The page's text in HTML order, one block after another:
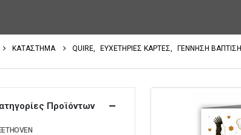
ΚΑΤΑΣΤΗΜΑ QUIRE, ΕΥΧΕΤΗΡΙΕΣ ΚΑΡΤΕΣ, ΓΕΝΝΗΣΗ ΒΑΠΤΙΣΗ
Προϊόντων